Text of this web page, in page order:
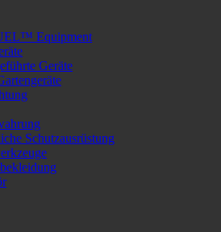
Equipment
Geräte
Schutzausrüstung